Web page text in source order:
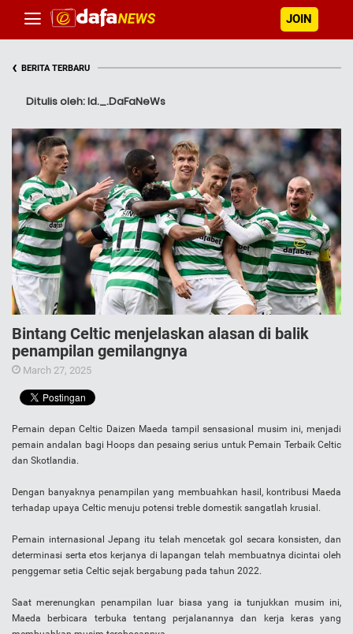
JOIN
‹ BERITA TERBARU
Ditulis oleh: Id._.DaFaNeWs
Bintang Celtic menjelaskan alasan di balik
penampilan gemilangnya
March 27, 2025
Pemain depan Celtic Daizen Maeda tampil sensasional musim ini, menjadi
pemain andalan bagi Hoops dan pesaing serius untuk Pemain Terbaik Celtic
dan Skotlandia.
Dengan banyaknya penampilan yang membuahkan hasil, kontribusi Maeda
terhadap upaya Celtic menuju potensi treble domestik sangatlah krusial.
Pemain internasional Jepang itu telah mencetak gol secara konsisten, dan
determinasi serta etos kerjanya di lapangan telah membuatnya dicintai oleh
penggemar setia Celtic sejak bergabung pada tahun 2022.
Saat merenungkan penampilan luar biasa yang ia tunjukkan musim ini,
Maeda berbicara terbuka tentang perjalanannya dan kerja keras yang